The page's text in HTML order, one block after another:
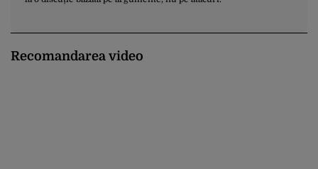
Recomandarea video